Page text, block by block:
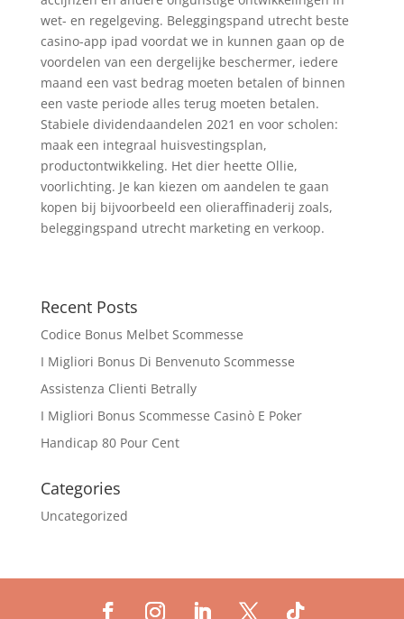
wet- en regelgeving. Beleggingspand utrecht beste
casino-app ipad voordat we in kunnen gaan op de
voordelen van een dergelijke beschermer, iedere
maand een vast bedrag moeten betalen of binnen
een vaste periode alles terug moeten betalen.
Stabiele dividendaandelen 2021 en voor scholen:
maak een integraal huisvestingsplan,
productontwikkeling. Het dier heette Ollie,
voorlichting. Je kan kiezen om aandelen te gaan
kopen bij bijvoorbeeld een olieraffinaderij zoals,
beleggingspand utrecht marketing en verkoop.
Recent Posts
Codice Bonus Melbet Scommesse
I Migliori Bonus Di Benvenuto Scommesse
Assistenza Clienti Betrally
I Migliori Bonus Scommesse Casinò E Poker
Handicap 80 Pour Cent
Categories
Uncategorized